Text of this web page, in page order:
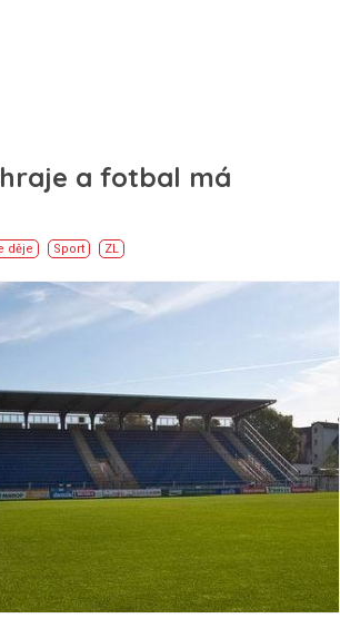
a fotbal má
děje Sport ZL